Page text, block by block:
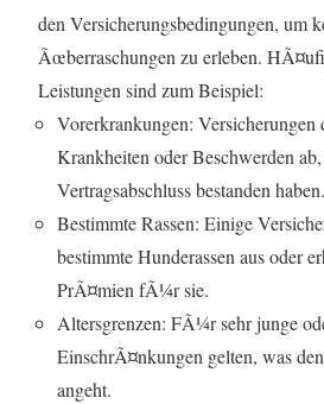
den Versicherungsbedingungen, um
Ãœberraschungen zu erleben.
Leistungen sind zum Beispiel:
Vorerkrankungen: Versicherungen
Krankheiten oder Beschwerden
Vertragsabschluss bestanden haben.
Bestimmte Rassen: Einige
bestimmte Hunderassen aus oder
PrÃ¤mien fÃ¼r sie.
Altersgrenzen: FÃ¼r sehr junge
EinschrÃ¤nkungen gelten, was
angeht.